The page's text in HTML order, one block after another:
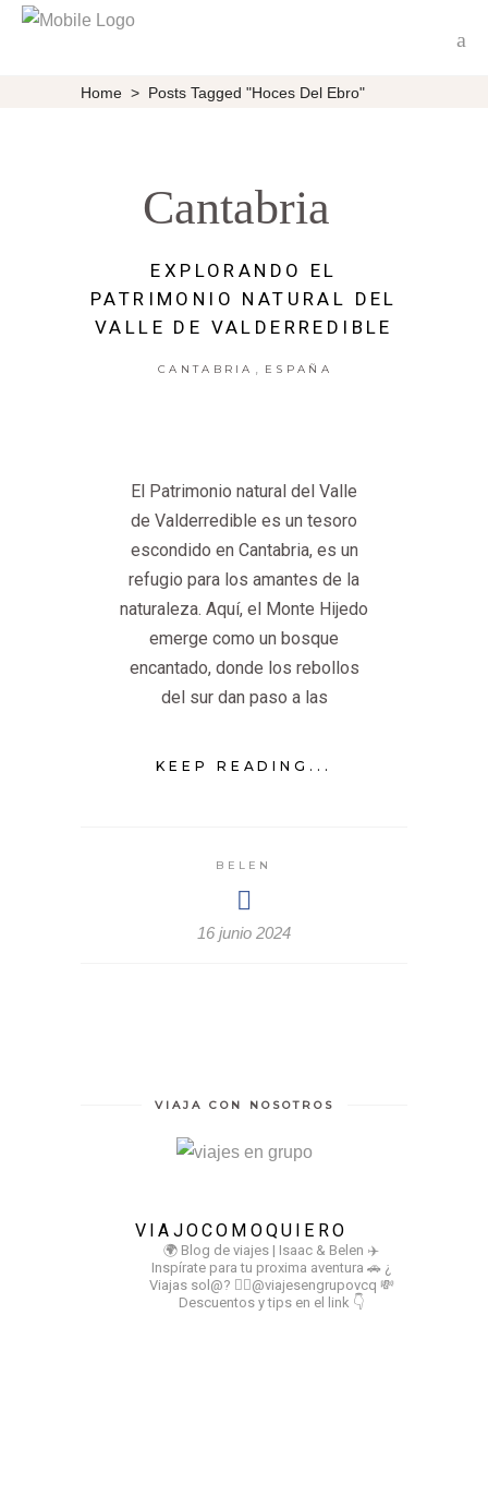
Home > Posts Tagged "Hoces Del Ebro"
Cantabria
EXPLORANDO EL
PATRIMONIO NATURAL DEL
VALLE DE VALDERREDIBLE
CANTABRIA , ESPAÑA
El Patrimonio natural del Valle
de Valderredible es un tesoro
escondido en Cantabria, es un
refugio para los amantes de la
naturaleza. Aquí, el Monte Hijedo
emerge como un bosque
encantado, donde los rebollos
del sur dan paso a las
KEEP READING...
BELEN
16 junio 2024
VIAJA CON NOSOTROS
VIAJOCOMOQUIERO
🌍 Blog de viajes | Isaac & Belen ✈️
Inspírate para tu proxima aventura 🚗 ¿
Viajas sol@? 👉🏻@viajesengrupovcq 💸
Descuentos y tips en el link 👇